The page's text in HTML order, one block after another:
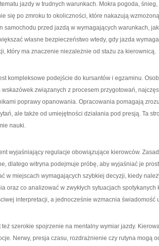
jazdy w trudnych warunkach. Mokra pogoda,
się po zmroku to okoliczności, które nakazują
samochodu przed jazdą w wymagających warunkach,
własne bezpieczeństwo wtedy, gdy jazda
który ma znaczenie niezależnie od stażu za kierownicą.
kompleksowe podejście do kursantów i egzaminu.
związanych z procesem przygotowań,
poprawy opanowania. Opracowania pomagają
ale także od umiejętności działania pod presją. Ta
nauki.
wyjaśniający regulacje obowiązujące kierowców.
dlatego witryna podejmuje próbę, aby wyjaśniać je
w miejscach wymagających szybkiej decyzji, kiedy
oraz co analizować w zwykłych sytuacjach
interpretacji, a jednocześnie wzmacnia świadomość
też szerokie spojrzenie na mentalny wymiar jazdy.
Nerwy, presja czasu, rozdrażnienie czy rutyna mogą